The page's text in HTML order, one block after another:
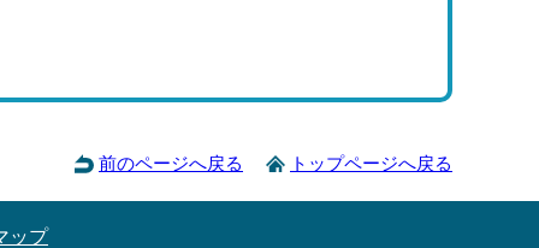
前のページへ戻る トップページへ戻る
ップ